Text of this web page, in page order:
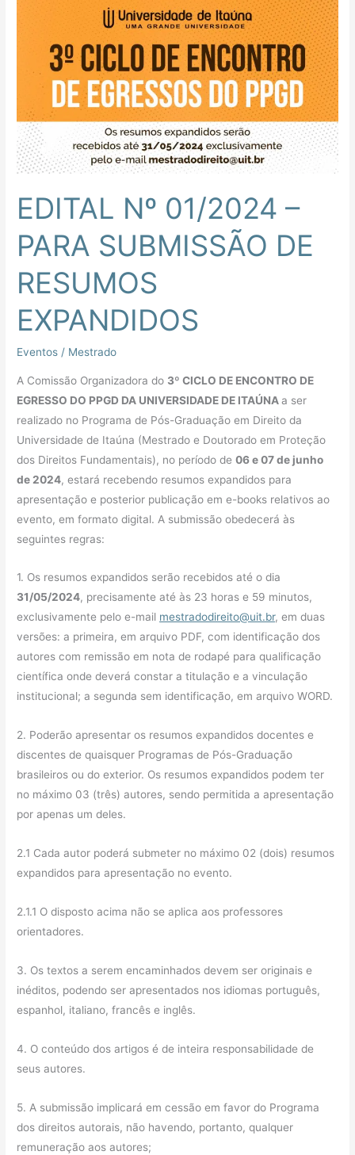
EDITAL Nº 01/2024 –
PARA SUBMISSÃO DE
RESUMOS
EXPANDIDOS
Eventos / Mestrado
A Comissão Organizadora do 3ºCICLO DE ENCONTRO DE
EGRESSO DO PPGD DA UNIVERSIDADE DE ITAÚNAa ser
realizado no Programa de Pós-Graduação em Direito da
Universidade de Itaúna (Mestrado e Doutorado em Proteção
dos Direitos Fundamentais), no período de06 e 07 de junho
de 2024, estará recebendo resumos expandidos para
apresentação e posterior publicação em e-books relativos ao
evento, em formato digital. A submissão obedecerá às
seguintes regras:
1. Os resumos expandidos serão recebidos até o dia
31/05/2024, precisamente até às 23 horas e 59 minutos,
exclusivamente pelo e-mail mestradodireito@uit.br, em duas
versões: a primeira, em arquivo PDF, com identificação dos
autores com remissão em nota de rodapé para qualificação
científica onde deverá constar a titulação e a vinculação
institucional; a segunda sem identificação, em arquivo WORD.
2. Poderão apresentar os resumos expandidos docentes e
discentes de quaisquer Programas de Pós-Graduação
brasileiros ou do exterior. Os resumos expandidos podem ter
no máximo 03 (três) autores, sendo permitida a apresentação
por apenas um deles.
2.1 Cada autor poderá submeter no máximo 02 (dois) resumos
expandidos para apresentação no evento.
2.1.1 O disposto acima não se aplica aos professores
orientadores.
3. Os textos a serem encaminhados devem ser originais e
inéditos, podendo ser apresentados nos idiomas português,
espanhol, italiano, francês e inglês.
4. O conteúdo dos artigos é de inteira responsabilidade de
seus autores.
5. A submissão implicará em cessão em favor do Programa
dos direitos autorais, não havendo, portanto, qualquer
remuneração aos autores;
EDITAL
01/2024
SUBMISSÃO
DE
RESUMOS
EXPANDIDOS